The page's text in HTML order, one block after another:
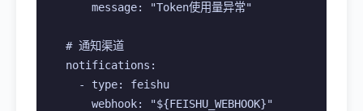
      message: "Token使用量异常"
  # 通知渠道
  notifications:
    - type: feishu
      webhook: "${FEISHU_WEBHOOK}"